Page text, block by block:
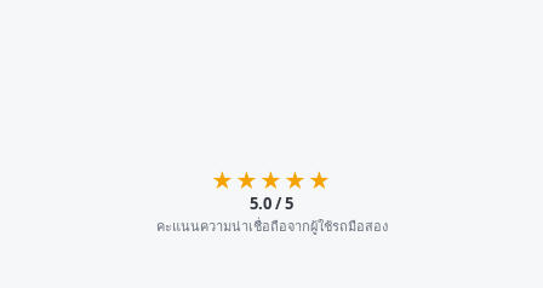
★★★★★
5.0 / 5
คะแนนความน่าเชื่อถือจากผู้ใช้รถมือสอง